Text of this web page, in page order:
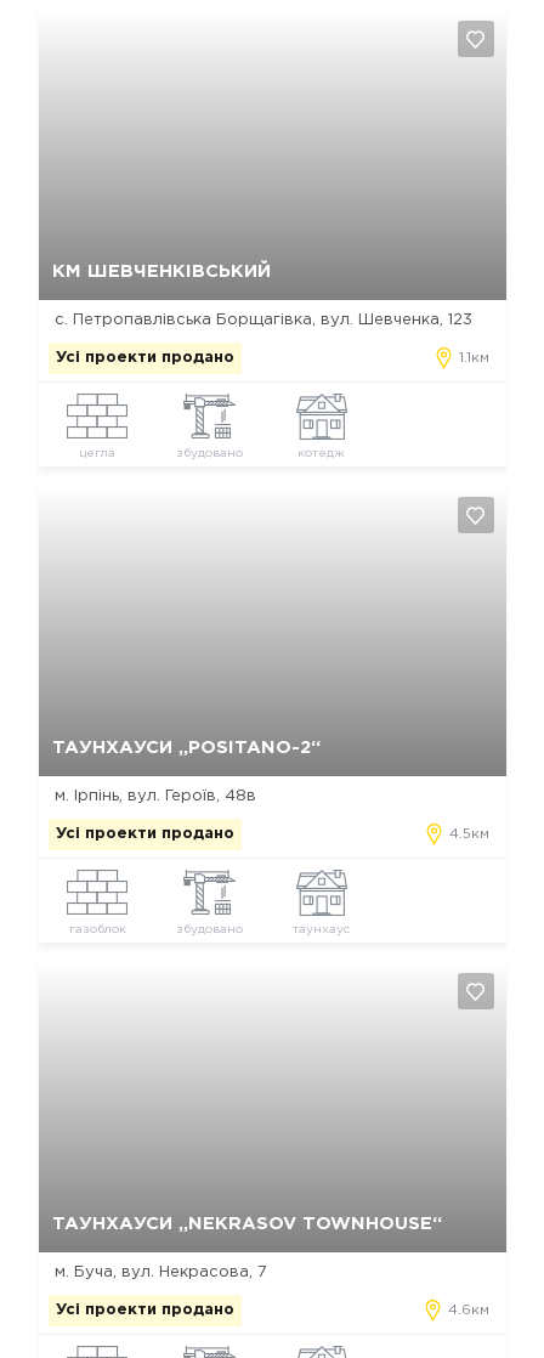
КМ ШЕВЧЕНКІВСЬКИЙ
с. Петропавлівська Борщагівка, вул. Шевченка, 123
Усі проекти продано 1.1км
цегла збудовано котедж
ТАУНХАУСИ „POSITANO-2“
м. Ірпінь, вул. Героїв, 48в
Усі проекти продано 4.5км
газоблок збудовано таунхаус
ТАУНХАУСИ „NEKRASOV TOWNHOUSE“
м. Буча, вул. Некрасова, 7
Усі проекти продано 4.6км